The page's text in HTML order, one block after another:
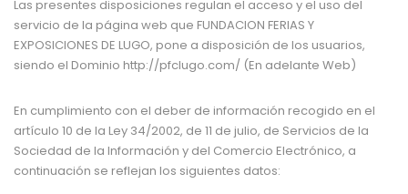
Las presentes disposiciones regulan el acceso y el uso del
servicio de la página web que FUNDACION FERIAS Y
EXPOSICIONES DE LUGO, pone a disposición de los usuarios,
siendo el Dominio http://pfclugo.com/ (En adelante Web)
En cumplimiento con el deber de información recogido en el
artículo 10 de la Ley 34/2002, de 11 de julio, de Servicios de la
Sociedad de la Información y del Comercio Electrónico, a
continuación se reflejan los siguientes datos: